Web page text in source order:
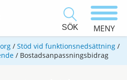
SÖK MENY
/ Stöd vid funktionsnedsättning /
/ Bostadsanpassningsbidrag